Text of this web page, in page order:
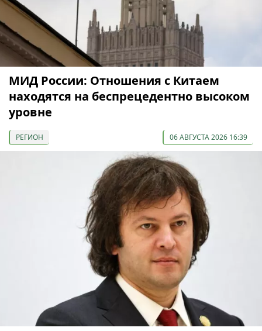
МИД России: Отношения с Китаем
находятся на беспрецедентно высоком
уровне
РЕГИОН 06 АВГУСТА 2026 16:39